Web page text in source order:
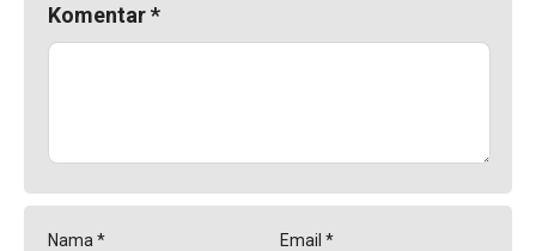
Komentar*
Nama * Email *